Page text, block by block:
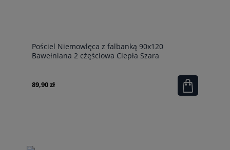
Pościel Niemowlęca z falbanką 90x120
Bawełniana 2 cżęściowa Ciepła Szara
89,90 zł